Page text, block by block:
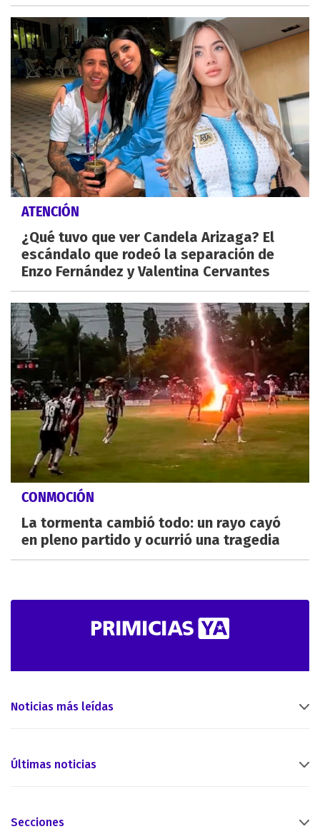
ATENCIÓN
¿Qué tuvo que ver Candela Arizaga? El
escándalo que rodeó la separación de
Enzo Fernández y Valentina Cervantes
CONMOCIÓN
La tormenta cambió todo: un rayo cayó
en pleno partido y ocurrió una tragedia
Noticias más leídas
Últimas noticias
Secciones